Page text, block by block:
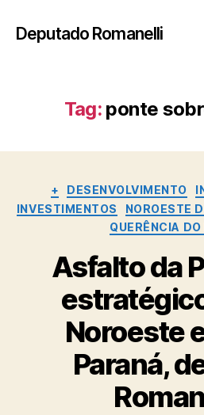
Deputado Romanelli
Tag: ponte
+ DESENVOLVIMENTO
INVESTIMENTOS
NOROESTE
QUERÊNCIA DO
Asfalto da
Noroeste
Paraná,